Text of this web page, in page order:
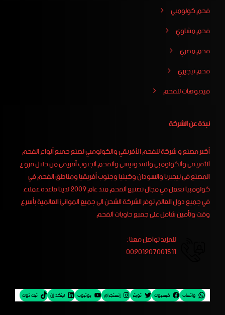
فحم كولومبي
فحم مشاوي
فحم مصري
فحم نيجيري
فيدبوهات للفحم
نبذة عن الشركة
أكبر مصنع و شركة للفحم الأفريقي والكولومبي نصنع جميع أنواع الفحم
الأفريقي والكولومبي والاندونيسي والفحم الجنوب أفريقي من خلال فروع
المصنع فى نيجيريا والسودان وكينيا وجنوب أفريقيا ومناطق الفحم في
كولومبيا نعمل في مجال تصنيع الفحم منذ عام 2009 لدينا قاعده عملاء
في جميع دول العالم توفر الشركة الشحن الى جميع الموانئ العالمية بأسرع
وقت وتأمين شامل على جميع حاويات الفحم
للمزيد تواصل معنا :
00201207001511
واتساب فيسبوك تويتر إنستجرام يوتيوب لينكد إن تيك توك